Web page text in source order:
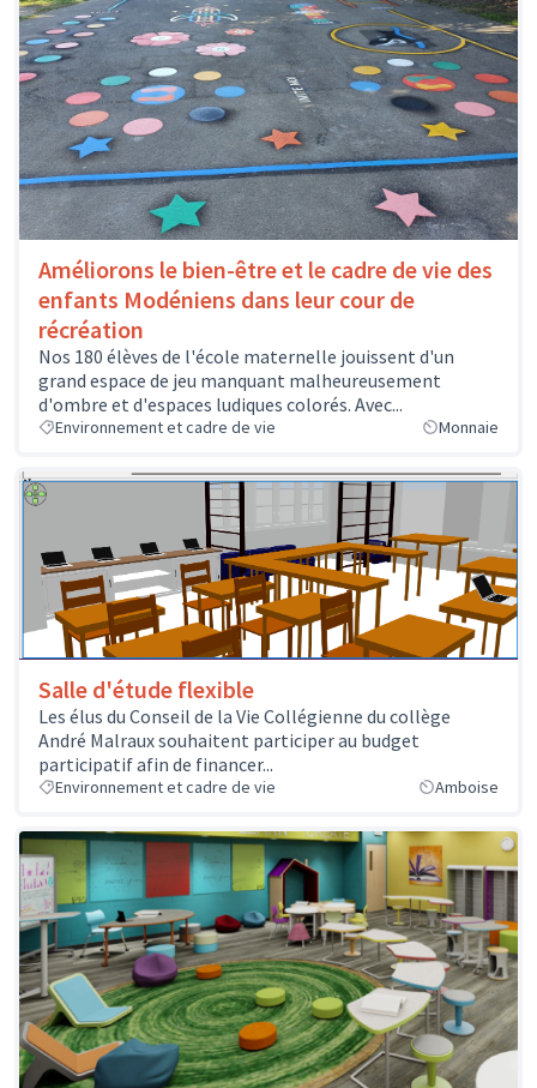
Améliorons le bien-être et le cadre de vie des
enfants Modéniens dans leur cour de
récréation
Nos 180 élèves de l'école maternelle jouissent d'un
grand espace de jeu manquant malheureusement
d'ombre et d'espaces ludiques colorés. Avec...
Environnement et cadre de vie Monnaie
Salle d'étude flexible
Les élus du Conseil de la Vie Collégienne du collège
André Malraux souhaitent participer au budget
participatif afin de financer...
Environnement et cadre de vie Amboise